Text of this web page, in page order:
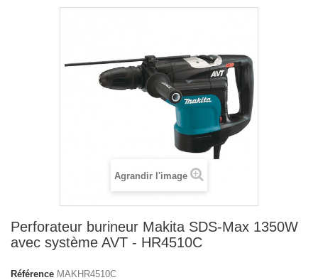
Agrandir l'image
Perforateur burineur Makita SDS-Max 1350W
avec système AVT - HR4510C
Référence MAKHR4510C